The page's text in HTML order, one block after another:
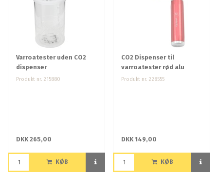
Varroatester uden CO2
dispenser
Produkt nr. 215880
DKK 265,00
KØB
CO2 Dispenser til
varroatester rød alu
Produkt nr. 228555
DKK 149,00
KØB